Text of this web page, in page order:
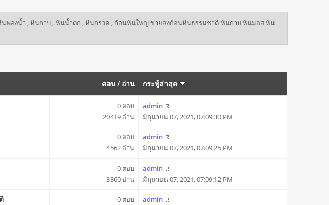
องน้ำ , หินกาบ , หินน้ำตก , หินกรวด , ก้อนหินใหญ่ ขายส่งก้อนหินธรรมชาติ หินกาบ หินมอส หิน
ตอบ / อ่าน กระทู้ล่าสุด
0 ตอบ
20419 อ่าน
admin
มิถุนายน 07, 2021, 07:09:30 PM
0 ตอบ
4562 อ่าน
admin
มิถุนายน 07, 2021, 07:09:25 PM
0 ตอบ
3360 อ่าน
admin
มิถุนายน 07, 2021, 07:09:12 PM
0 ตอบ
admin